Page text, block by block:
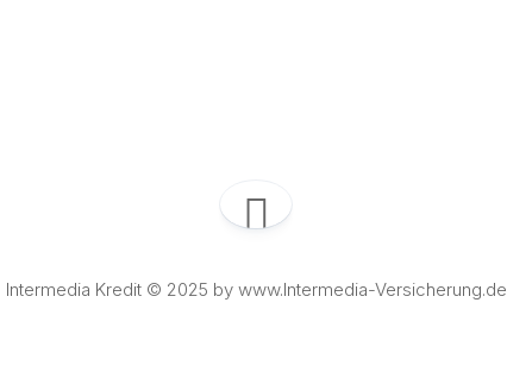
Intermedia Kredit © 2025 by www.Intermedia-Versicherung.de